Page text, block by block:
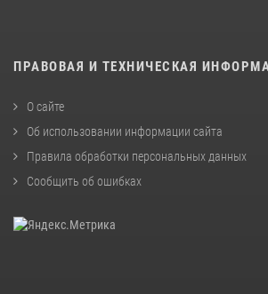
ПРАВОВАЯ И ТЕХНИЧЕСКАЯ
О сайте
Об использовании информации сайта
Правила обработки персональных данных
Сообщить об ошибках